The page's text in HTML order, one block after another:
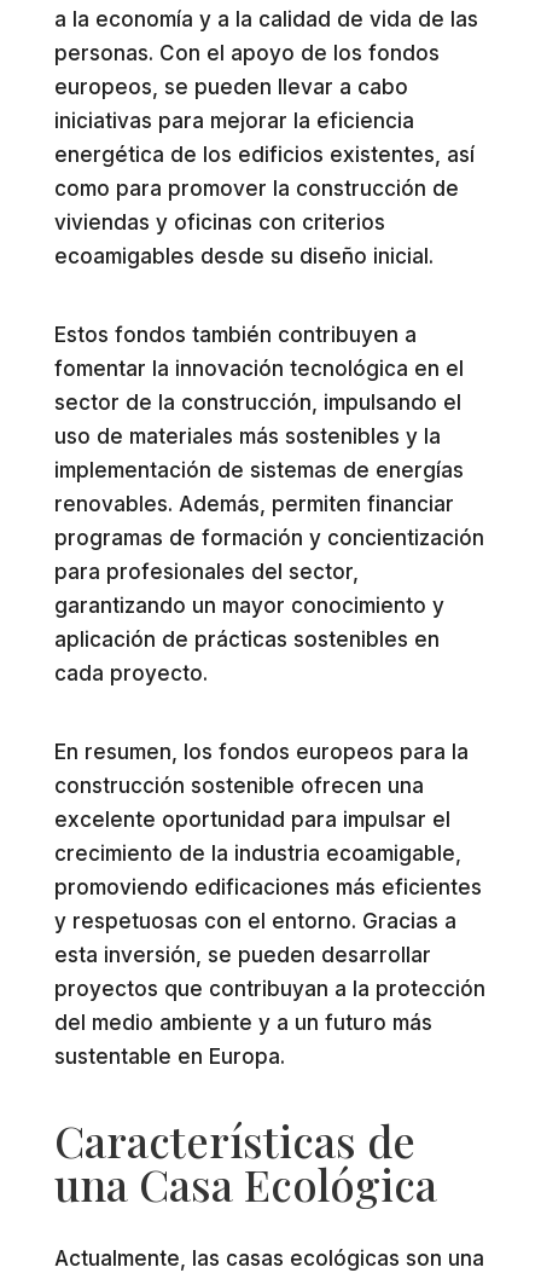
a la economía y a la calidad de vida de las
personas. Con el apoyo de los fondos
europeos, se pueden llevar a cabo
iniciativas para mejorar la eficiencia
energética de los edificios existentes, así
como para promover la construcción de
viviendas y oficinas con criterios
ecoamigables desde su diseño inicial.
Estos fondos también contribuyen a
fomentar la innovación tecnológica en el
sector de la construcción, impulsando el
uso de materiales más sostenibles y la
implementación de sistemas de energías
renovables. Además, permiten financiar
programas de formación y concientización
para profesionales del sector,
garantizando un mayor conocimiento y
aplicación de prácticas sostenibles en
cada proyecto.
En resumen, los fondos europeos para la
construcción sostenible ofrecen una
excelente oportunidad para impulsar el
crecimiento de la industria ecoamigable,
promoviendo edificaciones más eficientes
y respetuosas con el entorno. Gracias a
esta inversión, se pueden desarrollar
proyectos que contribuyan a la protección
del medio ambiente y a un futuro más
sustentable en Europa.
Características de
una Casa Ecológica
Actualmente, las casas ecológicas son una